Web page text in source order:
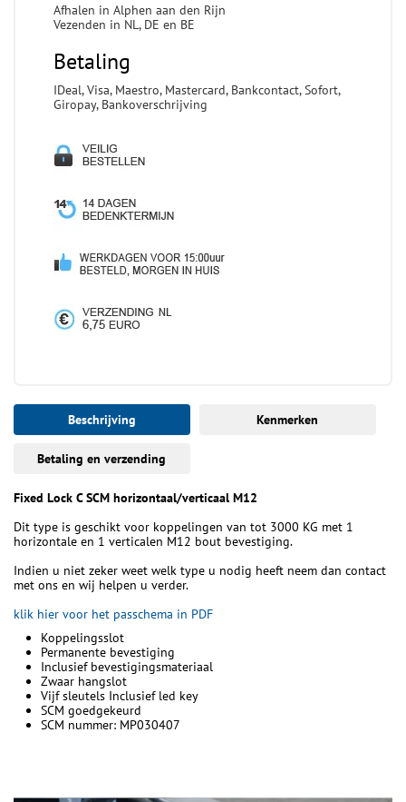
Afhalen in Alphen aan den Rijn
Vezenden in NL, DE en BE
Betaling
IDeal, Visa, Maestro, Mastercard, Bankcontact, Sofort,
Giropay, Bankoverschrijving
Beschrijving Kenmerken
Betaling en verzending
Fixed Lock C SCM horizontaal/verticaal M12
Dit type is geschikt voor koppelingen van tot 3000 KG met 1
horizontale en 1 verticalen M12 bout bevestiging.
Indien u niet zeker weet welk type u nodig heeft neem dan contact
met ons en wij helpen u verder.
klik hier voor het passchema in PDF
Koppelingsslot
Permanente bevestiging
Inclusief bevestigingsmateriaal
Zwaar hangslot
Vijf sleutels Inclusief led key
SCM goedgekeurd
SCM nummer: MP030407